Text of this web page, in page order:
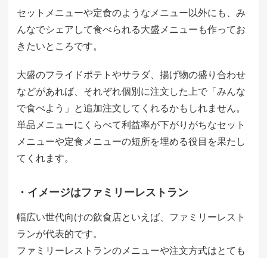
セットメニューや定食のようなメニュー以外にも、み
んなでシェアして食べられる大盛メニューも作ってお
きたいところです。
大盛のフライドポテトやサラダ、揚げ物の盛り合わせ
などがあれば、それぞれ個別に注文した上で「みんな
で食べよう」と追加注文してくれるかもしれません。
単品メニューにくらべて利益率が下がりがちなセット
メニューや定食メニューの短所を埋める役目を果たし
てくれます。
・イメージはファミリーレストラン
幅広い世代向けの飲食店といえば、ファミリーレスト
ランが代表的です。
ファミリーレストランのメニューや注文方式はとても